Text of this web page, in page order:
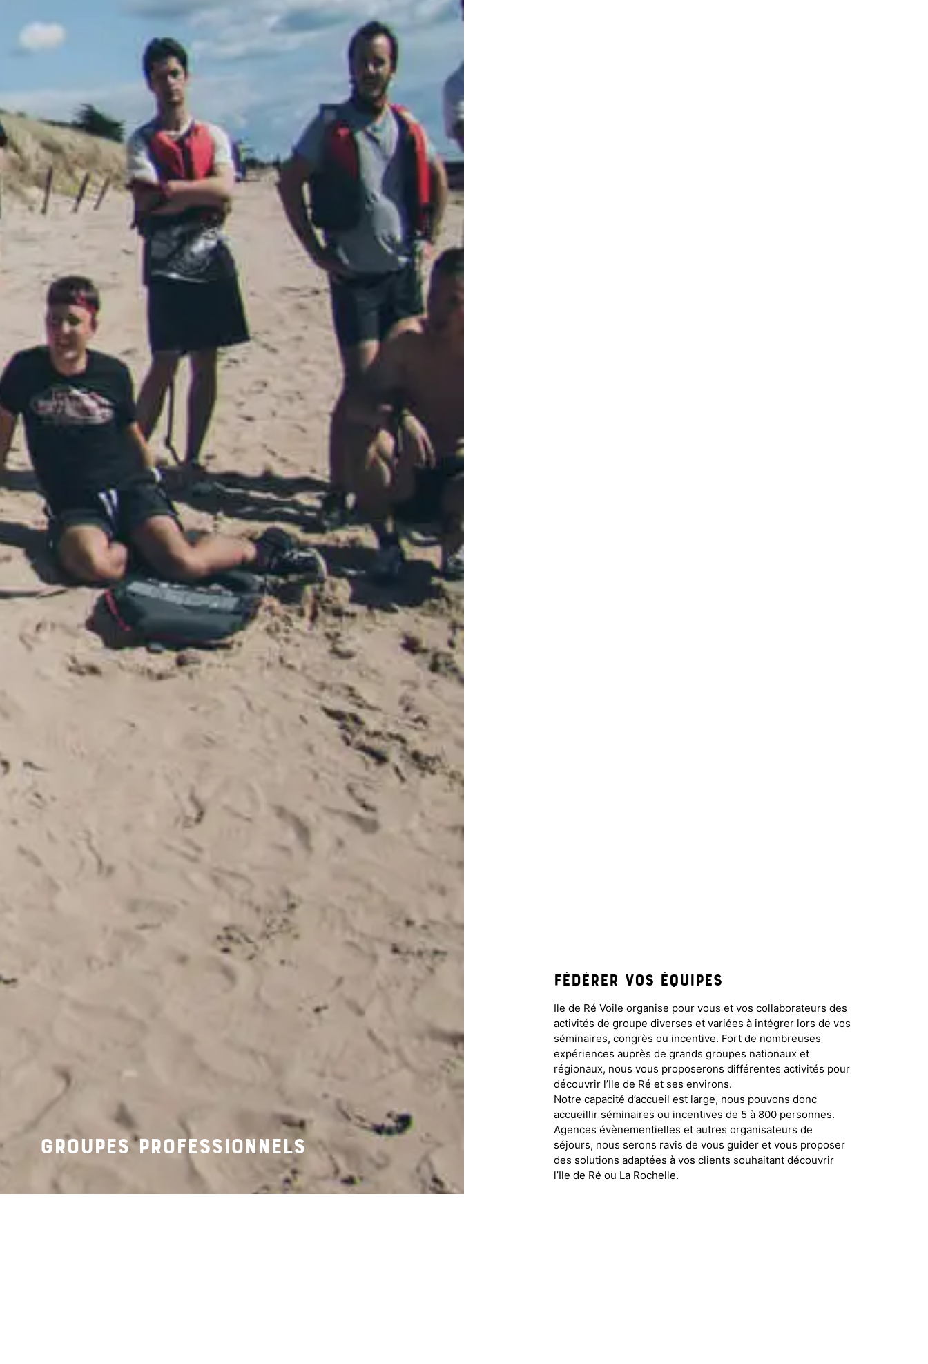
GROUPES PROFESSIONNELS
FÉDÉRER VOS ÉQUIPES
Ile de Ré Voile organise pour vous et vos collaborateurs des
activités de groupe diverses et variées à intégrer lors de vos
séminaires, congrès ou incentive. Fort de nombreuses
expériences auprès de grands groupes nationaux et
régionaux, nous vous proposerons différentes activités pour
découvrir l’Ile de Ré et ses environs.
Notre capacité d’accueil est large, nous pouvons donc
accueillir séminaires ou incentives de 5 à 800 personnes.
Agences évènementielles et autres organisateurs de
séjours, nous serons ravis de vous guider et vous proposer
des solutions adaptées à vos clients souhaitant découvrir
l’Ile de Ré ou La Rochelle.